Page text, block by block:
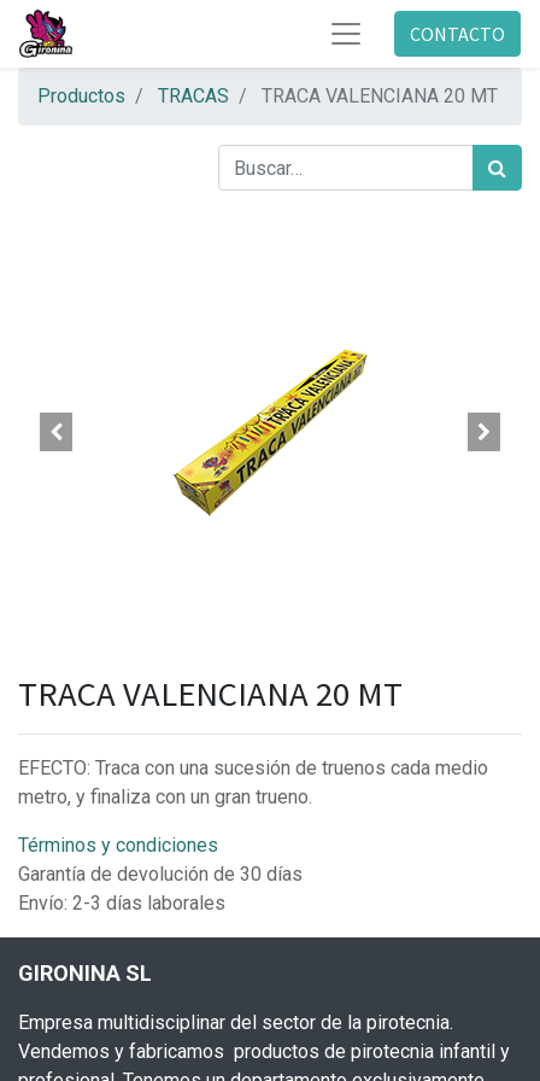
CONTACTO
Productos TRACAS TRACA VALENCIANA 20 MT
TRACA VALENCIANA 20 MT
EFECTO: Traca con una sucesión de truenos cada medio
metro, y finaliza con un gran trueno.
Términos y condiciones
Garantía de devolución de 30 días
Envío: 2-3 días laborales
GIRONINA SL
Empresa multidisciplinar del sector de la pirotecnia.
Vendemos y fabricamos productos de pirotecnia infantil y